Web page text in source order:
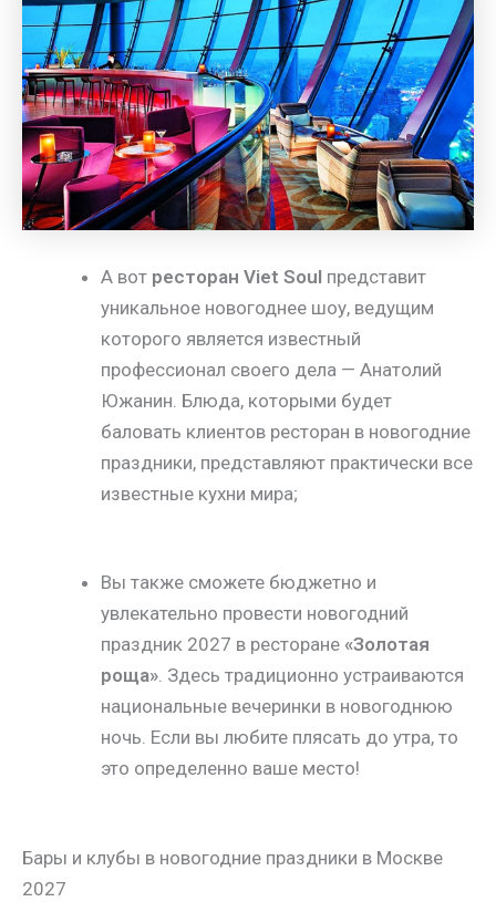
А вот ресторан Viet Soul представит
уникальное новогоднее шоу, ведущим
которого является известный
профессионал своего дела — Анатолий
Южанин. Блюда, которыми будет
баловать клиентов ресторан в новогодние
праздники, представляют практически все
известные кухни мира;
Вы также сможете бюджетно и
увлекательно провести новогодний
праздник 2027 в ресторане «Золотая
роща». Здесь традиционно устраиваются
национальные вечеринки в новогоднюю
ночь. Если вы любите плясать до утра, то
это определенно ваше место!
Бары и клубы в новогодние праздники в Москве
2027